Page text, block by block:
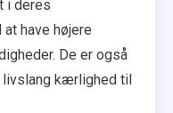
i deres
have højere
De er også
kærlighed til